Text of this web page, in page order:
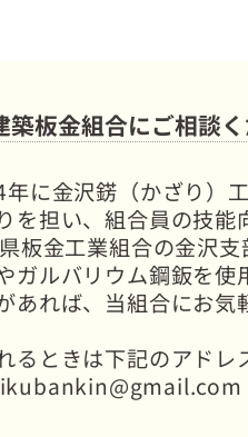
板金組合にご相談
に金沢錺（かざり）
を担い、組合員の技能
板金工業組合の金沢支
ガルバリウム鋼鈑を使
れば、当組合にお気
るときは下記のアドレ